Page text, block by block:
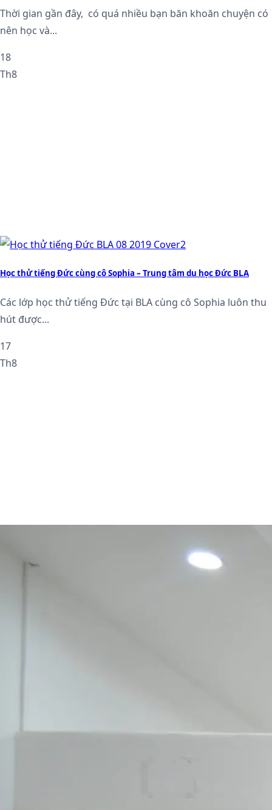
Thời gian gần đây, có quá nhiều bạn băn khoăn chuyện có
nên học và...
18
Th8
Học thử tiếng Đức cùng cô Sophia – Trung tâm du học Đức BLA
Các lớp học thử tiếng Đức tại BLA cùng cô Sophia luôn thu
hút được...
17
Th8